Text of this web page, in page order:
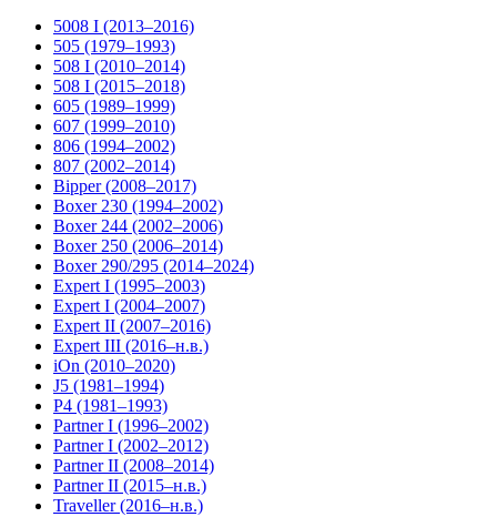
5008 І (2013–2016)
505 (1979–1993)
508 I (2010–2014)
508 I (2015–2018)
605 (1989–1999)
607 (1999–2010)
806 (1994–2002)
807 (2002–2014)
Bipper (2008–2017)
Boxer 230 (1994–2002)
Boxer 244 (2002–2006)
Boxer 250 (2006–2014)
Boxer 290/295 (2014–2024)
Expert I (1995–2003)
Expert I (2004–2007)
Expert II (2007–2016)
Expert III (2016–н.в.)
iOn (2010–2020)
J5 (1981–1994)
P4 (1981–1993)
Partner I (1996–2002)
Partner I (2002–2012)
Partner II (2008–2014)
Partner II (2015–н.в.)
Traveller (2016–н.в.)